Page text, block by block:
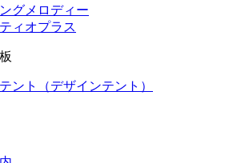
グメロディー
ィオプラス
ント（デザインテント）